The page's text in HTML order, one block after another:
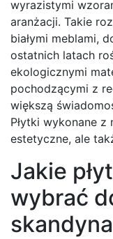
wyrazistymi
aranżacji. Takie
białymi meblami,
ostatnich latach
ekologicznymi
pochodzącymi z
większą
Płytki wykonane
estetyczne, ale
Jakie
wybrać